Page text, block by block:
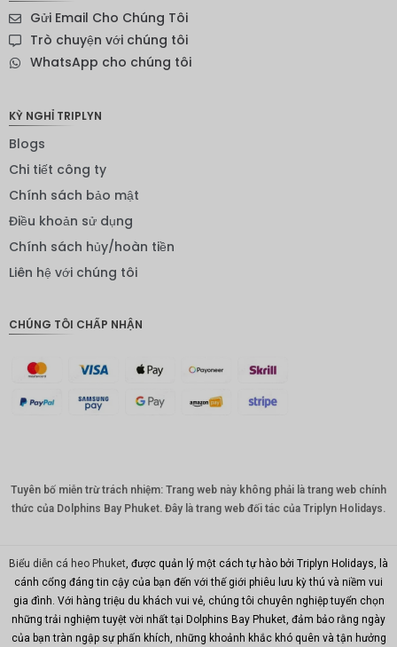
Đô la
New
Zealand
IDR
CHF
CAD
Nhân
dân tệ
MYR
PHP
Hồng
Gửi Email Cho Chúng Tôi
Trò chuyện với chúng tôi
WhatsApp cho chúng tôi
KỲ NGHỈ TRIPLYN
Blogs
Chi tiết công ty
Chính sách bảo mật
Điều khoản sử dụng
Chính sách hủy/hoàn tiền
Liên hệ với chúng tôi
CHÚNG TÔI CHẤP NHẬN
Tuyên bố miễn trừ trách nhiệm: Trang web này không phải là trang web chính
thức của Dolphins Bay Phuket. Đây là trang web đối tác của Triplyn Holidays.
Biểu diễn cá heo Phuket , được quản lý một cách tự hào bởi Triplyn Holidays, là
cánh cổng đáng tin cậy của bạn đến với thế giới phiêu lưu kỳ thú và niềm vui
gia đình. Với hàng triệu du khách vui vẻ, chúng tôi chuyên nghiệp tuyển chọn
những trải nghiệm tuyệt vời nhất tại Dolphins Bay Phuket, đảm bảo rằng ngày
của bạn tràn ngập sự phấn khích, những khoảnh khắc khó quên và tận hưởng